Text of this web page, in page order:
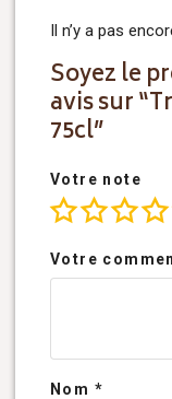
Il n’y a pas
Soyez le
avis sur
75cl”
Votre note
Votre
Nom *